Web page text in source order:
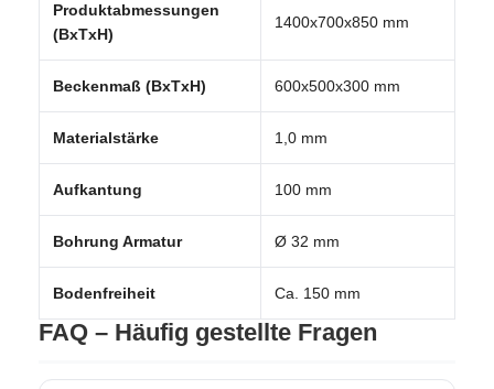
Produktabmessungen
(BxTxH)
1400x700x850 mm
Beckenmaß (BxTxH) 600x500x300 mm
Materialstärke 1,0 mm
Aufkantung 100 mm
Bohrung Armatur Ø 32 mm
Bodenfreiheit Ca. 150 mm
FAQ – Häufig gestellte Fragen